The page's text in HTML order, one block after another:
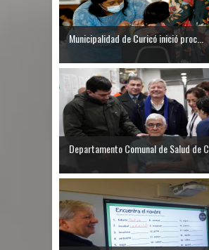
Municipalidad de Curicó inició proc...
Departamento Comunal de Salud de C...